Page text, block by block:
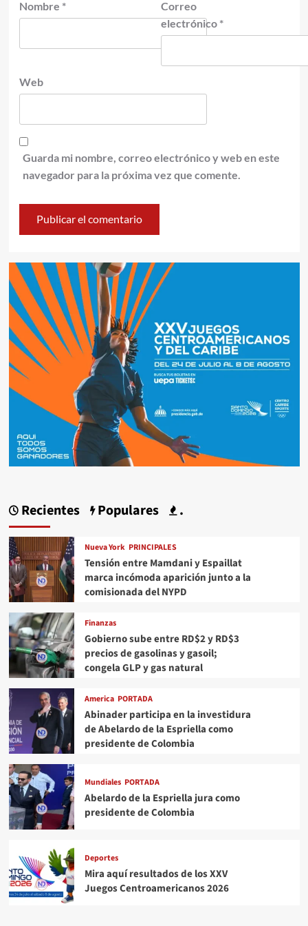
Nombre *
Correo
electrónico *
Web
Guarda mi nombre, correo electrónico y web en este
navegador para la próxima vez que comente.
Recientes Populares .
Nueva York PRINCIPALES
Tensión entre Mamdani y Espaillat
marca incómoda aparición junto a la
comisionada del NYPD
Finanzas
Gobierno sube entre RD$2 y RD$3
precios de gasolinas y gasoil;
congela GLP y gas natural
America PORTADA
Abinader participa en la investidura
de Abelardo de la Espriella como
presidente de Colombia
Mundiales PORTADA
Abelardo de la Espriella jura como
presidente de Colombia
Deportes
Mira aquí resultados de los XXV
Juegos Centroamericanos 2026